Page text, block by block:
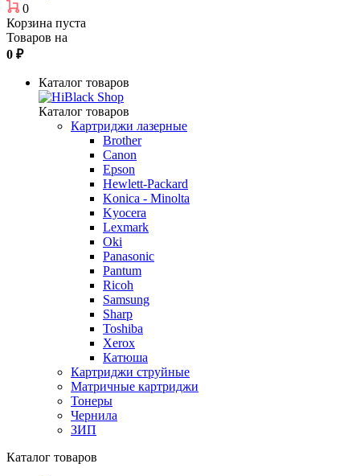
0
Корзина пуста
Товаров на
0 ₽
Каталог товаров
Каталог товаров
Картриджи лазерные
Brother
Canon
Epson
Hewlett-Packard
Konica - Minolta
Kyocera
Lexmark
Oki
Panasonic
Pantum
Ricoh
Samsung
Sharp
Toshiba
Xerox
Катюша
Картриджи струйные
Матричные картриджи
Тонеры
Чернила
ЗИП
Каталог товаров